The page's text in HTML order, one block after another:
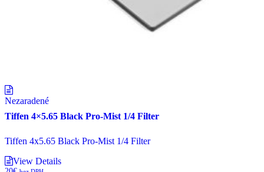
Nezaradené
Tiffen 4×5.65 Black Pro-Mist 1/4 Filter
Tiffen 4x5.65 Black Pro-Mist 1/4 Filter
View Details